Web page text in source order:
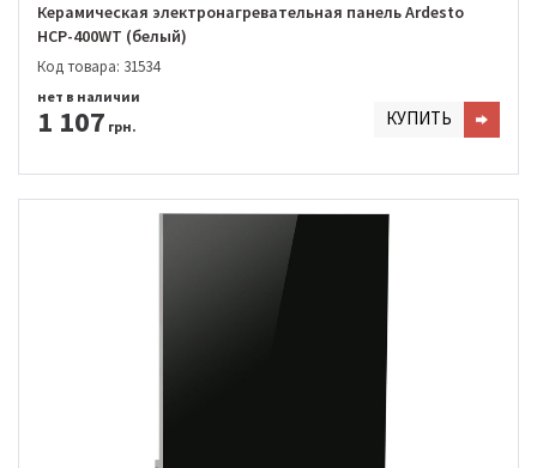
Керамическая электронагревательная панель Ardesto
HCP-400WT (белый)
Код товара: 31534
1 107 грн.
нет в наличии
КУПИТЬ